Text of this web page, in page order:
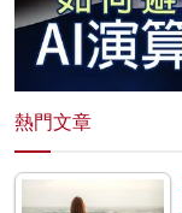
熱門文章